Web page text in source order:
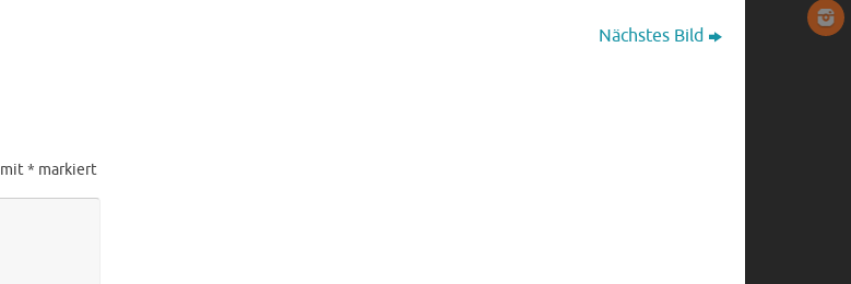
Nächstes Bild
* markiert